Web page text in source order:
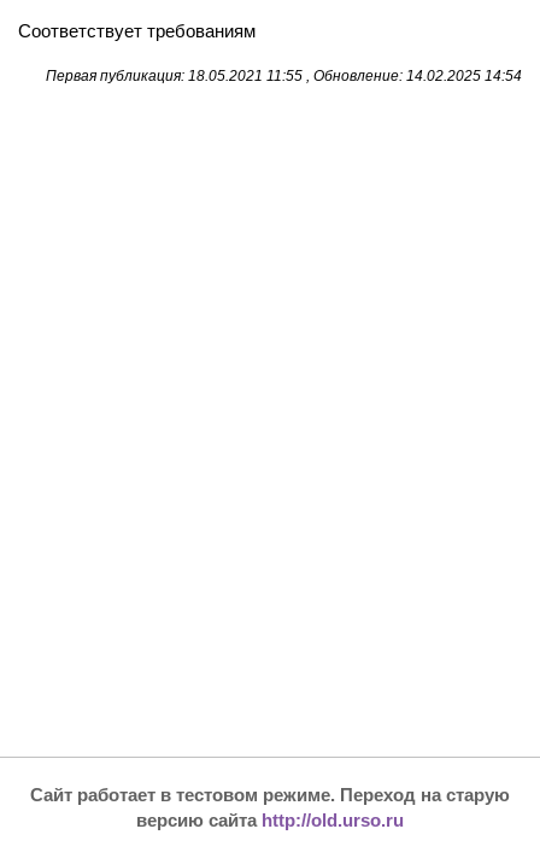
Соответствует требованиям
Первая публикация: 18.05.2021 11:55 , Обновление: 14.02.2025 14:54
Сайт работает в тестовом режиме. Переход на старую
версию сайта http://old.urso.ru